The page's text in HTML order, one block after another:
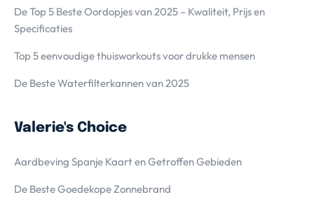
De Top 5 Beste Oordopjes van 2025 – Kwaliteit, Prijs en
Specificaties
Top 5 eenvoudige thuisworkouts voor drukke mensen
De Beste Waterfilterkannen van 2025
Valerie's Choice
Aardbeving Spanje Kaart en Getroffen Gebieden
De Beste Goedekope Zonnebrand